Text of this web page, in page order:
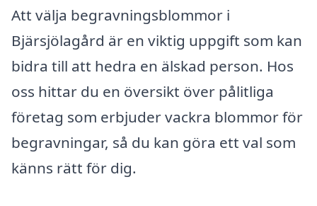
Att välja begravningsblommor i
Bjärsjölagård är en viktig uppgift som kan
bidra till att hedra en älskad person. Hos
oss hittar du en översikt över pålitliga
företag som erbjuder vackra blommor för
begravningar, så du kan göra ett val som
känns rätt för dig.